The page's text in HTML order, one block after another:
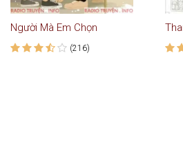
Người Mà Em Chọn
(216)